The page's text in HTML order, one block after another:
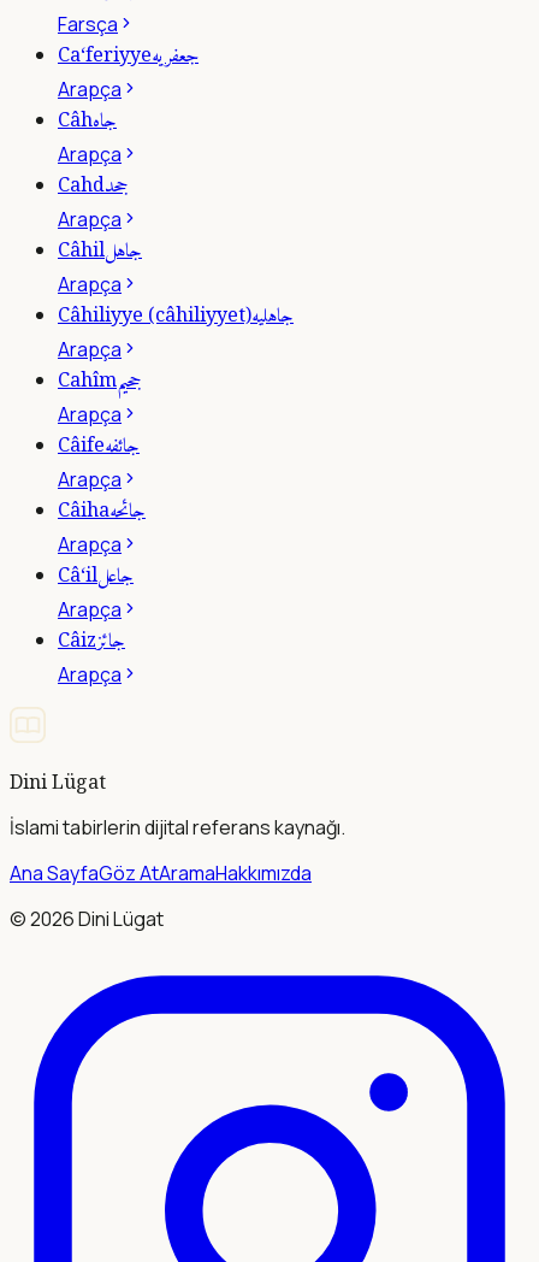
Farsça
Ca‘feriyyeجعفريه
Arapça
Câhجاه
Arapça
Cahdجحد
Arapça
Câhilجاهل
Arapça
Câhiliyye (câhiliyyet)جاهليه
Arapça
Cahîmجحيم
Arapça
Câifeجائفه
Arapça
Câihaجائحه
Arapça
Câ‘ilجاعل
Arapça
Câizجائز
Arapça
Dini Lügat
İslami tabirlerin dijital referans kaynağı.
Ana SayfaGöz AtAramaHakkımızda
©2026Dini Lügat